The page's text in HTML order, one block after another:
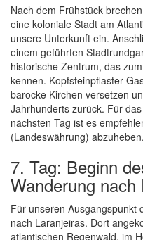
Nach dem Frühstück
eine koloniale Stadt am
unsere Unterkunft ein.
einem geführten
historische Zentrum, das
kennen. Kopfsteinpflaster-
barocke Kirchen versetzen
Jahrhunderts zurück. Für
nächsten Tag ist es
(Landeswährung) abzuheben.
7. Tag: Beginn
Wanderung nach
Für unseren Ausgangspunkt
nach Laranjeiras. Dort
atlantischen Regenwald, im